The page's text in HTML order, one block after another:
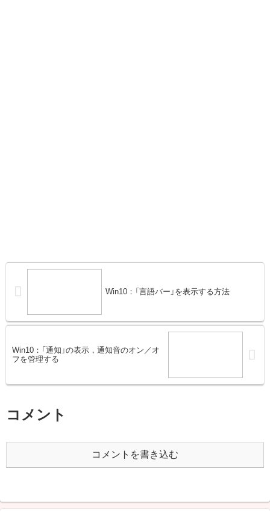
Win10：「言語バー」を表示する方法
Win10：「通知」の表示，通知音のオン／オ
フを管理する
コメント
コメントを書き込む